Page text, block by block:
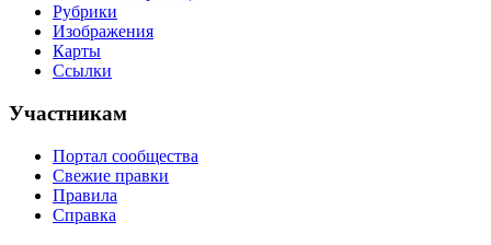
Рубрики
Изображения
Карты
Ссылки
Участникам
Портал сообщества
Свежие правки
Правила
Справка